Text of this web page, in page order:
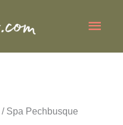
/ Spa Pechbusque